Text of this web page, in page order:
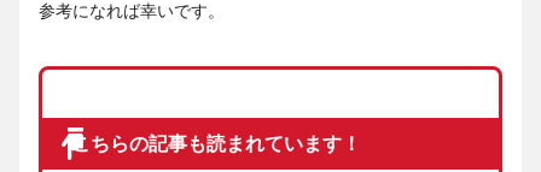
参考になれば幸いです。
こちらの記事も読まれています！